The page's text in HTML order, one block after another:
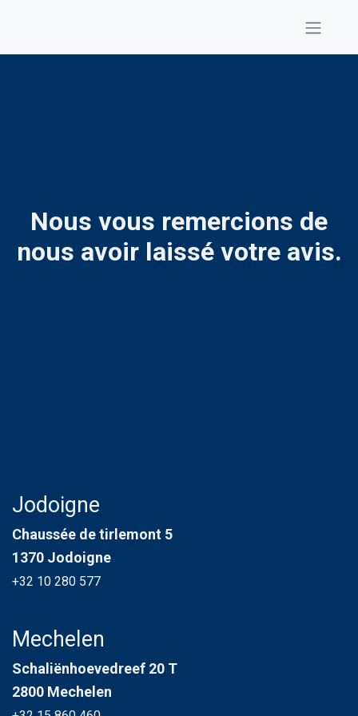
Nous vous remercions de
nous avoir laissé votre avis.
Jodoigne
Chaussée de tirlemont 5
1370 Jodoigne
+32 10 280 577
Mechelen
Schaliënhoevedreef 20 T
2800 Mechelen